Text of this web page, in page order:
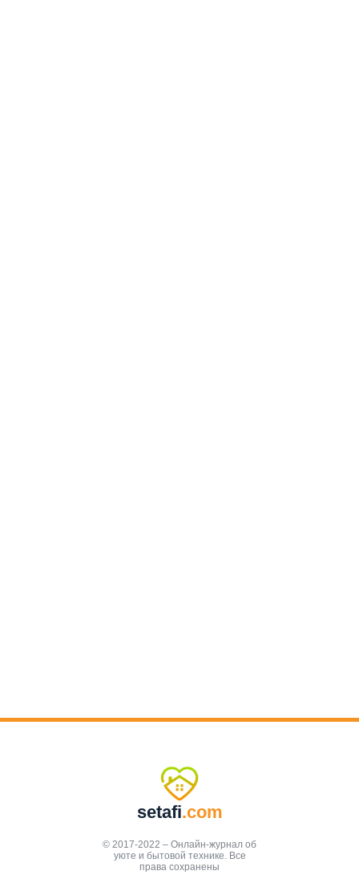
setafi.com
© 2017-2022 – Онлайн-журнал об
уюте и бытовой технике. Все
права сохранены